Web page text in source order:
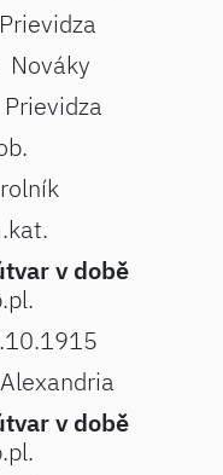
Prievidza
Nováky
Prievidza
rolník
v době
v době